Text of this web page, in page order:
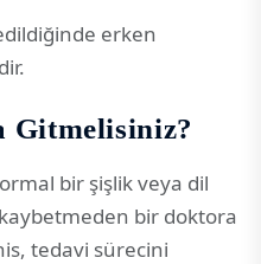
erken
Gitmelisiniz?
bir şişlik veya dil
bir doktora
tedavi sürecini